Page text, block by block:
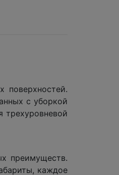
поверхностей.
с уборкой
трехуровневой
преимуществ.
каждое